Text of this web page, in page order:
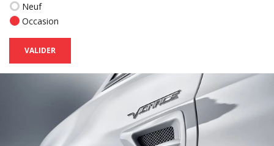
Neuf
Occasion
VALIDER